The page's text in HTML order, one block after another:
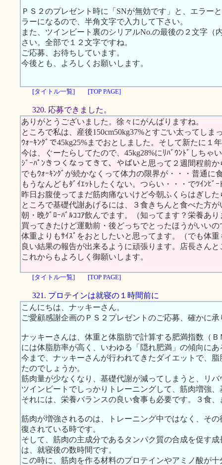
ＰＳ２のプレゼント時に「SNが無効です」と、エラー
ラーになるので、半角文字で入力して下さい。
また、ツインビート裏のシリアルNo.の最後の２文字（
さい。全部で１２文字ですね。
ご応募、お待ちしています。
今後とも、よろしくお願いします。
[タイトル一覧] [TOP PAGE]
320. 応募できました。
ありがとうございました。徐々にがんばりますね。
ところで私は、産後150cm50kg37%とすごい太ってしま
ｳｫｰｷﾝｸﾞで45kg25%までおとしました。そして新たに１
今は、ぐーたらしてたので、45kg28%にﾘﾊﾞｳﾝﾄﾞしちゃ
ｼﾞｰﾊﾟﾝきつくなってきて、やばいと思って２週間程前か
でもｳｫｰｷﾝｸﾞが続かなくって体力の限界が・・・普通に
もうなんどもﾀﾞｲｴｯﾄしたくない。つらい・・・でﾂｲﾝﾋﾞ
昨日お腹使ってまだ筋肉痛ないけど今朝ふくらはぎし
ところで基礎代謝あげるには、３食きちんと食べた方
朝・晩ｸﾞﾛｰﾊﾞﾙｺｺｱ飲んでます。（知ってます？栄養あ
買ってきたけど運動前・後どっちでとったほうがいいの
体重よりもｻｲｽﾞをおとしたいと思ってます。（でも体
良い結果の報告が出来るように頑張ります。店長さん
これからもよろしく御願いします。
[タイトル一覧] [TOP PAGE]
321. プロテインは就寝の１時間前に
こんにちは、ナッキーさん。
ご愛顧感謝企画のＰＳ２プレゼントのご応募、確かに
ナッキーさんは、体重と体脂肪で計算する肥満指数（
には体脂肪率が高く、いわゆる「隠れ肥満」の傾向に
今まで、ナッキーさんが行われてきたダイエットで、
たのでしょうか。
筋肉量が少なくなり、基礎代謝が減ってしまうと、リ
ツインビートでしっかりトレーニングして、筋肉増強
それには、栄養バランスの良い食事も必要です。３食
筋肉が増強されるのは、トレーニング中ではなく、そ
復されている時です。
そして、筋肉の主成分であるタンパク質の合成を促す
は、就寝後の数時間です。
この時に、筋肉を作る材料のプロテインやアミノ酸が